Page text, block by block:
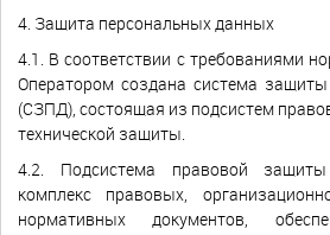
4. Защита персональных данных
4.1. В соответствии с требованиями
Оператором создана система
(СЗПД), состоящая из подсистем
технической защиты.
4.2. Подсистема правовой защиты
комплекс правовых,
нормативных документов,